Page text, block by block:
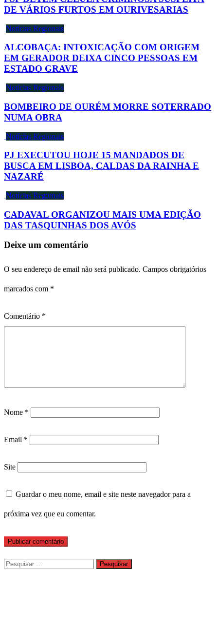
DE VÁRIOS FURTOS EM OURIVESARIAS
Notícias Regionais
ALCOBAÇA: INTOXICAÇÃO COM ORIGEM
EM GERADOR DEIXA CINCO PESSOAS EM
ESTADO GRAVE
Notícias Regionais
BOMBEIRO DE OURÉM MORRE SOTERRADO
NUMA OBRA
Notícias Regionais
PJ EXECUTOU HOJE 15 MANDADOS DE
BUSCA EM LISBOA, CALDAS DA RAINHA E
NAZARÉ
Notícias Regionais
CADAVAL ORGANIZOU MAIS UMA EDIÇÃO
DAS TASQUINHAS DOS AVÓS
Deixe um comentário
O seu endereço de email não será publicado. Campos obrigatórios
marcados com *
Comentário *
Nome *
Email *
Site
Guardar o meu nome, email e site neste navegador para a
próxima vez que eu comentar.
Pesquisar
por: